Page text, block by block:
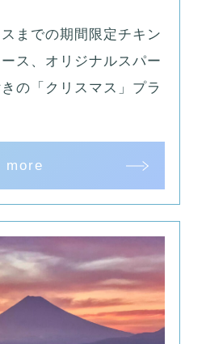
までの期間限定チキン
ス、オリジナルスパー
の「クリスマス」プラ
more